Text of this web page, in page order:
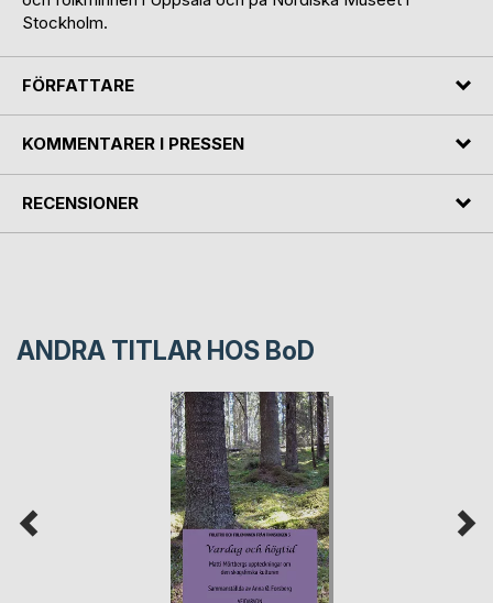
Stockholm.
FÖRFATTARE
KOMMENTARER I PRESSEN
RECENSIONER
ANDRA TITLAR HOS BoD